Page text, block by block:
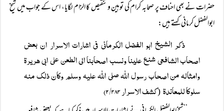
حضرات نے بھی احناف پر صحابہ کرام کی توہین وتنقیص کا الزام لگایا، اس کے جواب میں شیخ
ابوالفضل کرمانی کہتے ہیں:
ذکر الشیخ ابو الفضل الکرمانی فی اشارات الاسرار ان بعض
اصحاب الشافعی شنع علینا ونسب اصحابنا الی الطعن علی ابی ھریرۃ
وامثالہ من اصحاب رسول اللہ صلی اللہ علیہ وسلم وکان ذلک منہ
سلوکا للمعاندۃ(کشف الاسرار ۲/۳۸۳)